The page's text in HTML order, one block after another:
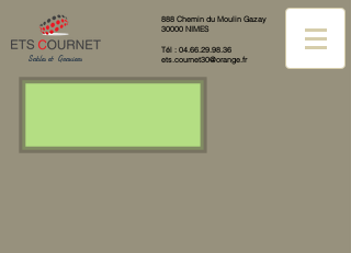
888 Chemin du Moulin Gazay
30000 NIMES
Tél : 04.66.29.98.36
ets.cournet30@orange.fr
Sables et Graviers